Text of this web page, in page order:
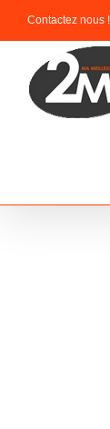
Contactez nous